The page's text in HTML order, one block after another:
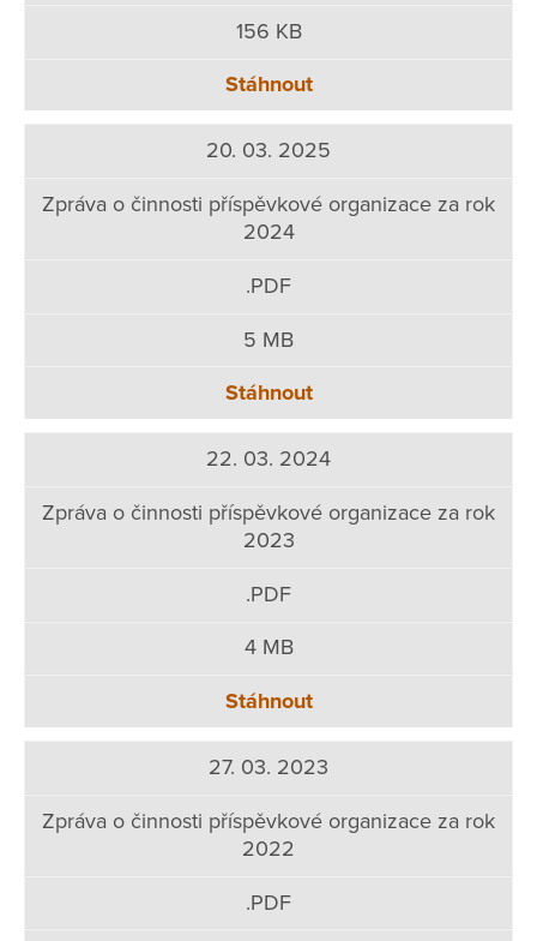
156 KB
Stáhnout
20. 03. 2025
Zpráva o činnosti příspěvkové organizace za rok
2024
.PDF
5 MB
Stáhnout
22. 03. 2024
Zpráva o činnosti příspěvkové organizace za rok
2023
.PDF
4 MB
Stáhnout
27. 03. 2023
Zpráva o činnosti příspěvkové organizace za rok
2022
.PDF